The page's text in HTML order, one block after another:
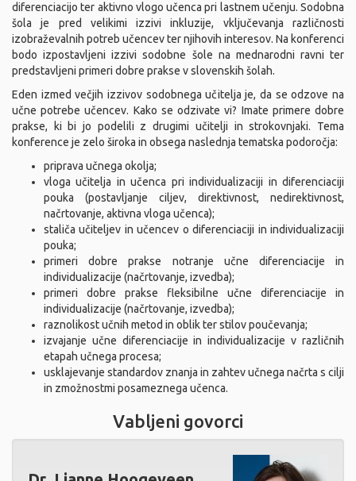
diferenciacijo ter aktivno vlogo učenca pri lastnem učenju. Sodobna
šola je pred velikimi izzivi inkluzije, vključevanja različnosti
izobraževalnih potreb učencev ter njihovih interesov. Na konferenci
bodo izpostavljeni izzivi sodobne šole na mednarodni ravni ter
predstavljeni primeri dobre prakse v slovenskih šolah.
Eden izmed večjih izzivov sodobnega učitelja je, da se odzove na
učne potrebe učencev. Kako se odzivate vi? Imate primere dobre
prakse, ki bi jo podelili z drugimi učitelji in strokovnjaki. Tema
konference je zelo široka in obsega naslednja tematska podoročja:
priprava učnega okolja;
vloga učitelja in učenca pri individualizaciji in diferenciaciji
pouka (postavljanje ciljev, direktivnost, nedirektivnost,
načrtovanje, aktivna vloga učenca);
staliča učiteljev in učencev o diferenciaciji in individualizaciji
pouka;
primeri dobre prakse notranje učne diferenciacije in
individualizacije (načrtovanje, izvedba);
primeri dobre prakse fleksibilne učne diferenciacije in
individualizacije (načrtovanje, izvedba);
raznolikost učnih metod in oblik ter stilov poučevanja;
izvajanje učne diferenciacije in individualizacije v različnih
etapah učnega procesa;
usklajevanje standardov znanja in zahtev učnega načrta s cilji
in zmožnostmi posameznega učenca.
Vabljeni govorci